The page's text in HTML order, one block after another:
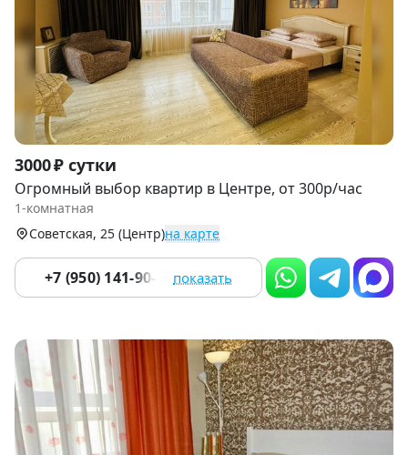
Item
1
of
3000 ₽ сутки
Огромный выбор квартир в Центре, от 300р/час
1-комнатная
Советская, 25 (Центр)на карте
+7 (950) 141-90-00 показать